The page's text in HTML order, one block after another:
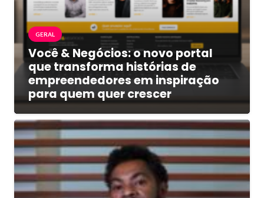
GERAL
Você & Negócios: o novo portal
que transforma histórias de
empreendedores em inspiração
para quem quer crescer